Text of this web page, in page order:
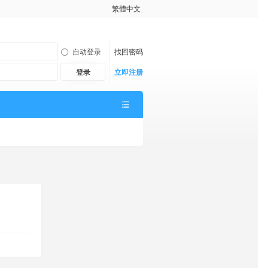
繁體中文
自动登录
找回密码
登录 立即注册